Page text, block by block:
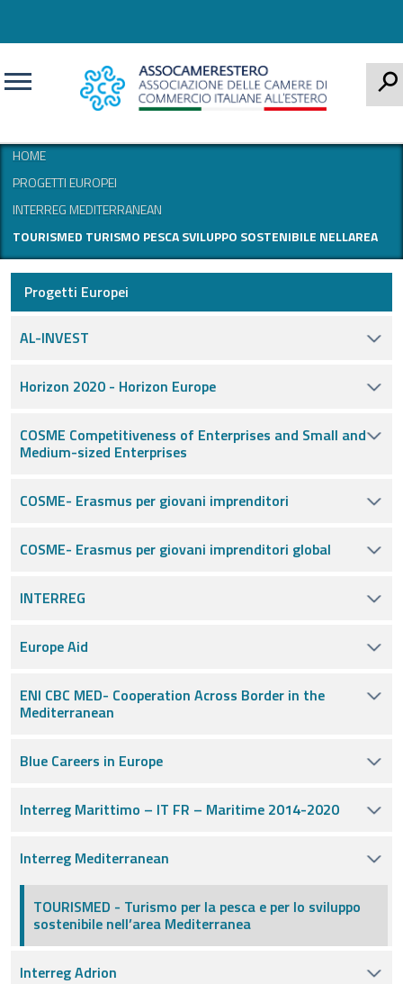
HOME
PROGETTI EUROPEI
INTERREG MEDITERRANEAN
TOURISMED TURISMO PESCA SVILUPPO SOSTENIBILE NELLAREA
Progetti Europei
AL-INVEST
Horizon 2020 - Horizon Europe
COSME Competitiveness of Enterprises and Small and
Medium-sized Enterprises
COSME- Erasmus per giovani imprenditori
COSME- Erasmus per giovani imprenditori global
INTERREG
Europe Aid
ENI CBC MED- Cooperation Across Border in the
Mediterranean
Blue Careers in Europe
Interreg Marittimo – IT FR – Maritime 2014-2020
Interreg Mediterranean
TOURISMED - Turismo per la pesca e per lo sviluppo
sostenibile nell’area Mediterranea
Interreg Adrion